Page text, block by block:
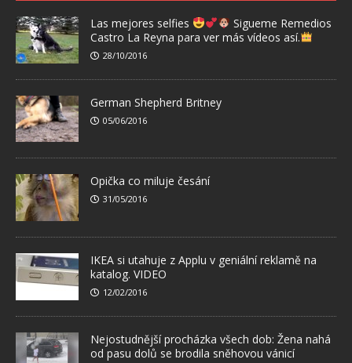
Las mejores selfies
Sigueme Remedios
Castro La Reyna para ver más vídeos así.
28/10/2016
German Shepherd Britney
05/06/2016
Opička co miluje česání
31/05/2016
IKEA si utahuje z Applu v geniální reklamě na
katalog. VIDEO
12/02/2016
Nejostudnější procházka všech dob: Žena nahá
od pasu dolů se brodila sněhovou vánicí